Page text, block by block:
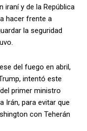
y de la República
hacer frente a
la seguridad
del fuego en abril,
intentó este
primer ministro
Irán, para evitar que
con Teherán